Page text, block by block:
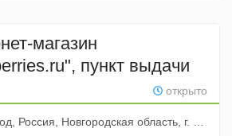
магазин
пункт выдачи
открыто
область, г. Великий Новгород, ул. Маловишерская, д. 3